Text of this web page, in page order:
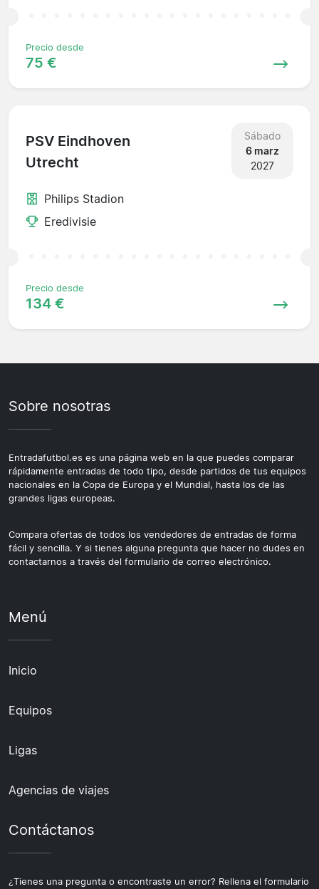
Precio desde
75 €
PSV Eindhoven
Utrecht
Sábado
6 marz
2027
Philips Stadion
Eredivisie
Precio desde
134 €
Sobre nosotras
Entradafutbol.es es una página web en la que puedes comparar
rápidamente entradas de todo tipo, desde partidos de tus equipos
nacionales en la Copa de Europa y el Mundial, hasta los de las
grandes ligas europeas.
Compara ofertas de todos los vendedores de entradas de forma
fácil y sencilla. Y si tienes alguna pregunta que hacer no dudes en
contactarnos a través del formulario de correo electrónico.
Menú
Inicio
Equipos
Ligas
Agencias de viajes
Contáctanos
¿Tienes una pregunta o encontraste un error? Rellena el formulario